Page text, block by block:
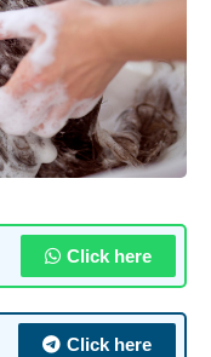
Click here
Click here